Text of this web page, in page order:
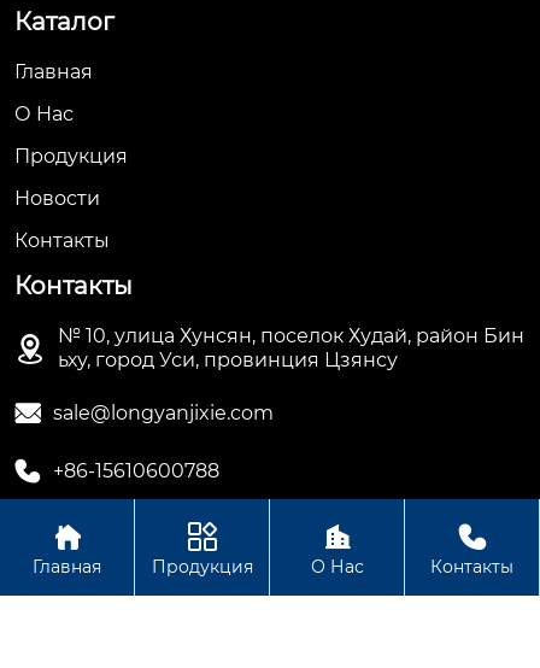
Каталог
Главная
О Hас
Продукция
Новости
Контакты
Контакты

№ 10, улица Хунсян, поселок Худай, район Бин
ьху, город Уси, провинция Цзянсу
 sale@longyanjixie.com
 +86-15610600788
Авторское право©ООО Цзянсу Лунъянь Машинери

Главная

Продукция

О Нас

Контакты